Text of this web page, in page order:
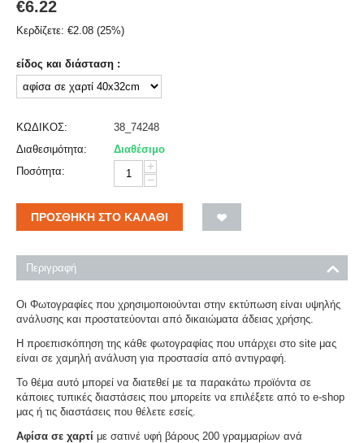
€6.22
Κερδίζετε: €2.08 (25%)
είδος και διάσταση :
ΚΩΔΙΚΟΣ:
38_74248
Διαθεσιμότητα:
Διαθέσιμο
Ποσότητα:
+
−
ΠΡΟΣΘΉΚΗ ΣΤΟ ΚΑΛΆΘΙ
Περιγραφή
Οι Φωτογραφίες που χρησιμοποιούνται στην εκτύπωση είναι υψηλής
ανάλυσης και προστατεύονται από δικαιώματα άδειας χρήσης.
Η προεπισκόπηση της κάθε φωτογραφίας που υπάρχει στο site μας
είναι σε χαμηλή ανάλυση για προστασία από αντιγραφή.
Το θέμα αυτό μπορεί να διατεθεί με τα παρακάτω προϊόντα σε
κάποιες τυπικές διαστάσεις που μπορείτε να επιλέξετε από το e-shop
μας ή τις διαστάσεις που θέλετε εσείς.
Αφίσα σε χαρτί με σατινέ υφή βάρους 200 γραμμαρίων ανά